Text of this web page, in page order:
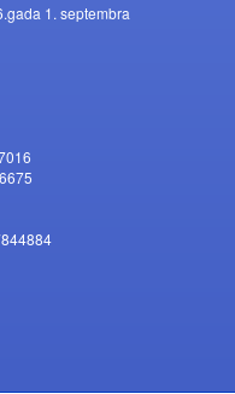
1. septembra